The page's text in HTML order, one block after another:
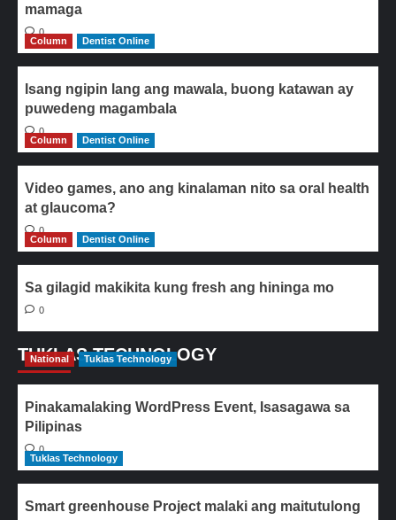
mamaga
0
Column
Dentist Online
Isang ngipin lang ang mawala, buong katawan ay
puwedeng magambala
0
Column
Dentist Online
Video games, ano ang kinalaman nito sa oral health
at glaucoma?
0
Column
Dentist Online
Sa gilagid makikita kung fresh ang hininga mo
0
TUKLAS TECHNOLOGY
National Tuklas Technology
Pinakamalaking WordPress Event, Isasagawa sa
Pilipinas
0
Tuklas Technology
Smart greenhouse Project malaki ang maitutulong